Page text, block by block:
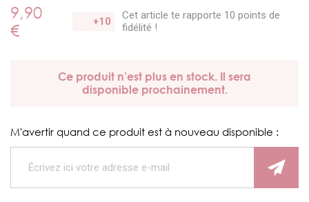
9,90
€
+10 Cet article te rapporte 10 points de
fidélité !
Ce produit n’est plus en stock. Il sera
disponible prochainement.
M'avertir quand ce produit est à nouveau disponible :